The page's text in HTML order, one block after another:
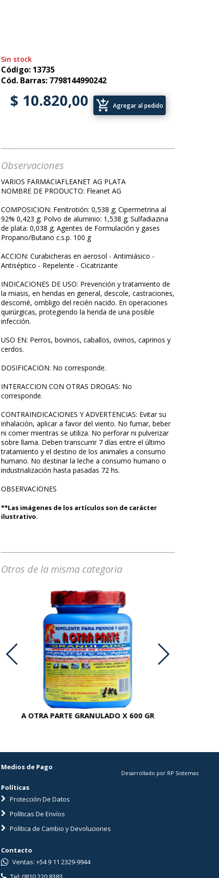
Sin stock
Código: 13735
Cód. Barras: 7798144990242
$ 10.820,00 add_shopping_cart Agregar al pedido
Observaciones
VARIOS FARMACIAFLEANET AG PLATA
NOMBRE DE PRODUCTO: Fleanet AG
COMPOSICION: Fenitrotión: 0,538 g; Cipermetrina al
92% 0,423 g; Polvo de aluminio: 1,538 g; Sulfadiazina
de plata: 0,038 g; Agentes de Formulación y gases
Propano/Butano c.s.p. 100 g
ACCION: Curabicheras en aerosol - Antimiásico -
Antiséptico - Repelente - Cicatrizante
INDICACIONES DE USO: Prevención y tratamiento de
la miasis, en heridas en general, descole, castraciones,
descorné, ombligo del recién nacido. En operaciones
quirúrgicas, protegiendo la herida de una posible
infección.
USO EN: Perros, bovinos, caballos, ovinos, caprinos y
cerdos.
DOSIFICACION: No corresponde.
INTERACCION CON OTRAS DROGAS: No
corresponde.
CONTRAINDICACIONES Y ADVERTENCIAS: Evitar su
inhalación, aplicar a favor del viento. No fumar, beber
ni comer mientras se utiliza. No perforar ni pulverizar
sobre llama. Deben transcurrir 7 días entre el último
tratamiento y el destino de los animales a consumo
humano. No destinar la leche a consumo humano o
industrialización hasta pasadas 72 hs.
OBSERVACIONES
**Las imágenes de los artículos son de carácter
ilustrativo.
Otros de la misma categoria
A OTRA PARTE GRANULADO X 600 GR
Medios de Pago
Políticas
Protección De Datos
Políticas De Envíos
Política de Cambio y Devoluciones
Desarrollado por RP Sistemas
Contacto
Ventas: +54 9 11 2329-9944